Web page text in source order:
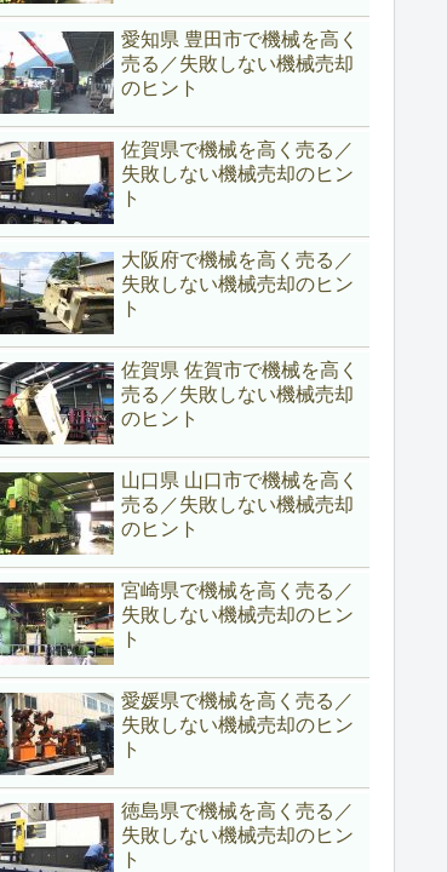
愛知県 豊田市で機械を高く
売る／失敗しない機械売却
のヒント
佐賀県で機械を高く売る／
失敗しない機械売却のヒン
ト
大阪府で機械を高く売る／
失敗しない機械売却のヒン
ト
佐賀県 佐賀市で機械を高く
売る／失敗しない機械売却
のヒント
山口県 山口市で機械を高く
売る／失敗しない機械売却
のヒント
宮崎県で機械を高く売る／
失敗しない機械売却のヒン
ト
愛媛県で機械を高く売る／
失敗しない機械売却のヒン
ト
徳島県で機械を高く売る／
失敗しない機械売却のヒン
ト